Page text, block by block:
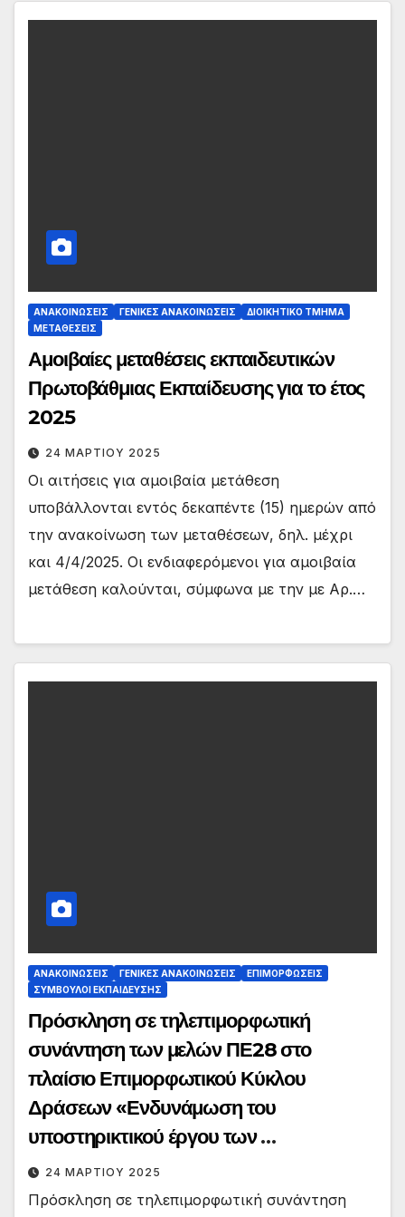
ΑΝΑΚΟΙΝΏΣΕΙΣ ΓΕΝΙΚΈΣ ΑΝΑΚΟΙΝΏΣΕΙΣ
ΔΙΟΙΚΗΤΙΚΌ ΤΜΉΜΑ
ΜΕΤΑΘΈΣΕΙΣ
Αμοιβαίες μεταθέσεις εκπαιδευτικών
Πρωτοβάθμιας Εκπαίδευσης για το έτος
2025
24 ΜΑΡΤΊΟΥ 2025
Οι αιτήσεις για αμοιβαία μετάθεση
υποβάλλονται εντός δεκαπέντε (15) ημερών από
την ανακοίνωση των μεταθέσεων, δηλ. μέχρι
και 4/4/2025. Οι ενδιαφερόμενοι για αμοιβαία
μετάθεση καλούνται, σύμφωνα με την με Αρ.…
ΑΝΑΚΟΙΝΏΣΕΙΣ ΓΕΝΙΚΈΣ ΑΝΑΚΟΙΝΏΣΕΙΣ
ΕΠΙΜΟΡΦΏΣΕΙΣ
ΣΎΜΒΟΥΛΟΙ ΕΚΠΑΊΔΕΥΣΗΣ
Πρόσκληση σε τηλεπιμορφωτική
συνάντηση των μελών ΠΕ28 στο
πλαίσιο Επιμορφωτικού Κύκλου
Δράσεων «Ενδυνάμωση του
υποστηρικτικού έργου των
Φυσικοθεραπευτών/τριών ΠΕ28,
περιόδου 2024-25»
24 ΜΑΡΤΊΟΥ 2025
Πρόσκληση σε τηλεπιμορφωτική συνάντηση